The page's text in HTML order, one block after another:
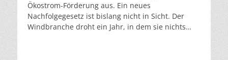
Ökostrom-Förderung aus. Ein neues
Nachfolgegesetz ist bislang nicht in Sicht. Der
Windbranche droht ein Jahr, in dem sie nichts